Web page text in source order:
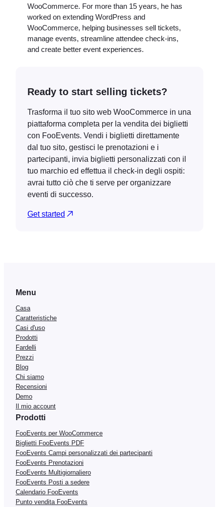
WooCommerce. For more than 15 years, he has
worked on extending WordPress and
WooCommerce, helping businesses sell tickets,
manage events, streamline attendee check-ins,
and create better event experiences.
Ready to start selling tickets?
Trasforma il tuo sito web WooCommerce in una
piattaforma completa per la vendita dei biglietti
con FooEvents. Vendi i biglietti direttamente
dal tuo sito, gestisci le prenotazioni e i
partecipanti, invia biglietti personalizzati con il
tuo marchio ed effettua il check-in degli ospiti:
avrai tutto ciò che ti serve per organizzare
eventi di successo.
Get started
Menu
Casa
Caratteristiche
Casi d'uso
Prodotti
Fardelli
Prezzi
Blog
Chi siamo
Recensioni
Demo
Il mio account
Prodotti
FooEvents per WooCommerce
Biglietti FooEvents PDF
FooEvents Campi personalizzati dei partecipanti
FooEvents Prenotazioni
FooEvents Multigiornaliero
FooEvents Posti a sedere
Calendario FooEvents
Punto vendita FooEvents